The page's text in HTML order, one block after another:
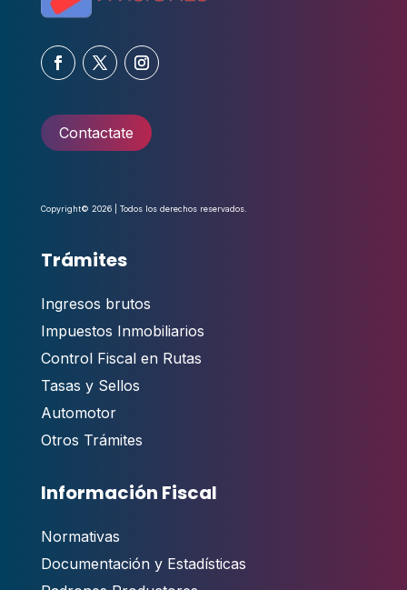
Contactate
Copyright© 2026 | Todos los derechos reservados.
Trámites
Ingresos brutos
Impuestos Inmobiliarios
Control Fiscal en Rutas
Tasas y Sellos
Automotor
Otros Trámites
Información Fiscal
Normativas
Documentación y Estadísticas